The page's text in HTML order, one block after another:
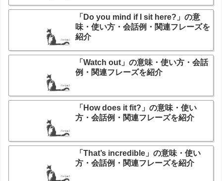
「Do you mind if I sit here?」の意
味・使い方・会話例・関連フレーズを
紹介
「Watch out」の意味・使い方・会話
例・関連フレーズを紹介
「How does it fit?」の意味・使い
方・会話例・関連フレーズを紹介
「That’s incredible」の意味・使い
方・会話例・関連フレーズを紹介